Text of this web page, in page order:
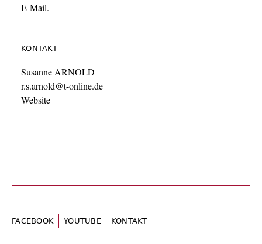
E-Mail.
KONTAKT
Susanne ARNOLD
r.s.arnold@t-online.de
Website
FACEBOOK YOUTUBE KONTAKT